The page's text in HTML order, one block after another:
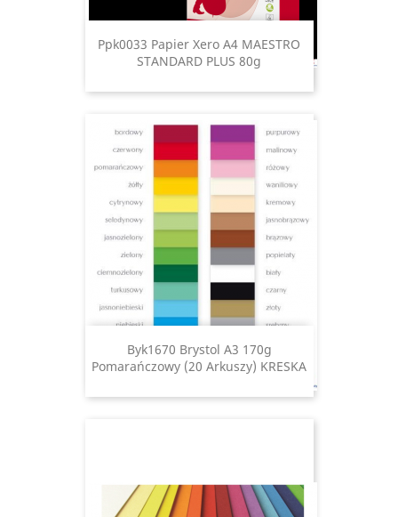
Ppk0033 Papier Xero A4 MAESTRO
STANDARD PLUS 80g
Byk1670 Brystol A3 170g
Pomarańczowy (20 Arkuszy) KRESKA